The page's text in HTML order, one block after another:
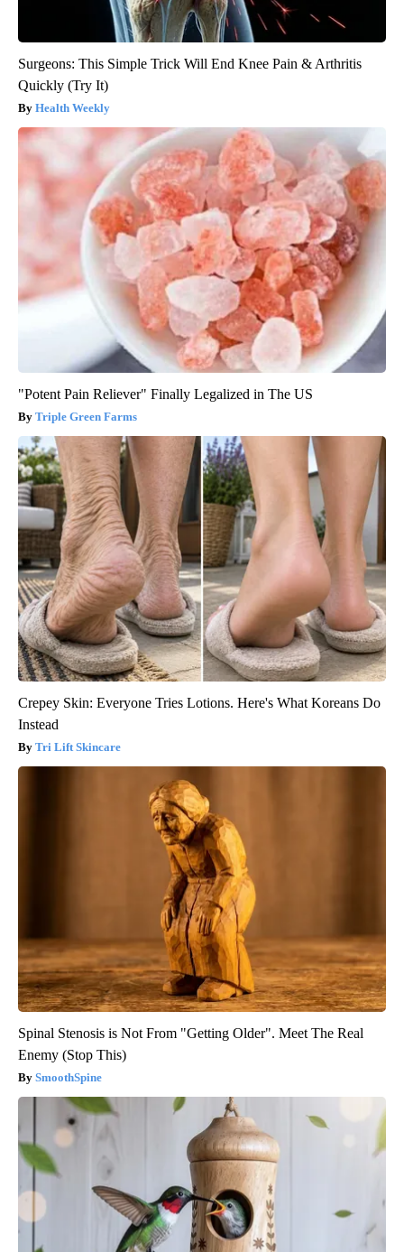
Surgeons: This Simple Trick Will End Knee Pain & Arthritis
Quickly (Try It)
Health Weekly
"Potent Pain Reliever" Finally Legalized in The US
Triple Green Farms
Crepey Skin: Everyone Tries Lotions. Here's What Koreans Do
Instead
Tri Lift Skincare
Spinal Stenosis is Not From "Getting Older". Meet The Real
Enemy (Stop This)
SmoothSpine